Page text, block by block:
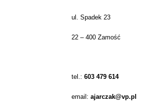
ul. Spadek 23
22 – 400 Zamość
tel.:603 479 614
email:ajarczak@vp.pl